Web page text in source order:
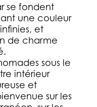
se fondent
une couleur
et
de charme
sous le
intérieur
et
sur les